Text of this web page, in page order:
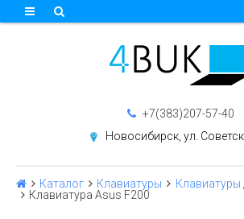
+7(383)207-57-40
Новосибирск, ул.
Каталог Клавиатуры
Клавиатуры
Клавиатура Asus F200